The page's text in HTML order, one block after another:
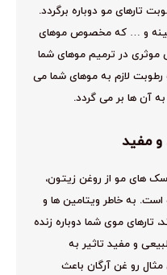
تارهای مو دوباره برگردد.
و … که مخصوص موهای
در ترمیم موهای شما
لازم به موهای شما می
آن ها بر می گردد.
و مفید
های مو از روغن زیتون،
است. به خاطر ویتامین ها و
تارهای موی شما دوباره زنده
و مفید تاثیر به
رو غن آرگان باعث